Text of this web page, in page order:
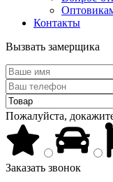
Контакты
Вызвать замерщика
Пожалуйста,
Заказать звонок